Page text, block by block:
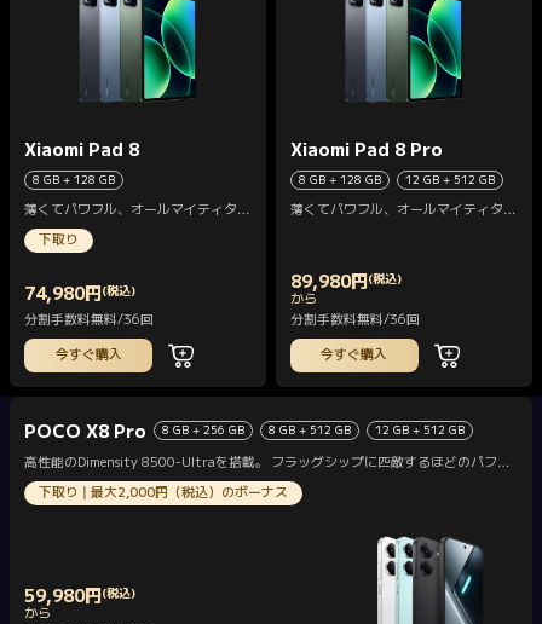
Xiaomi Pad 8
8 GB + 128 GB
薄くてパワフル、オールマイティタブ
レット
下取り
74,980円 (税込)
Current Price 円74980
分割手数料無料/36回
今すぐ購入
Xiaomi Pad 8 Pro
8 GB + 128 GB 12 GB + 512 GB
薄くてパワフル、オールマイティタブ
89,980円 (税込)
Current Price 円89980
から
分割手数料無料/36回
今すぐ購入
POCO X8 Pro 8 GB + 256 GB 8 GB + 512 GB 12 GB + 512 GB
高性能のDimensity 8500-Ultraを搭載。 フラッグシップに匹敵するほどのパフォ
ーマンス。
下取り | 最大2,000円（税込）のボーナス
59,980円 (税込)
Current Price 円59980
から